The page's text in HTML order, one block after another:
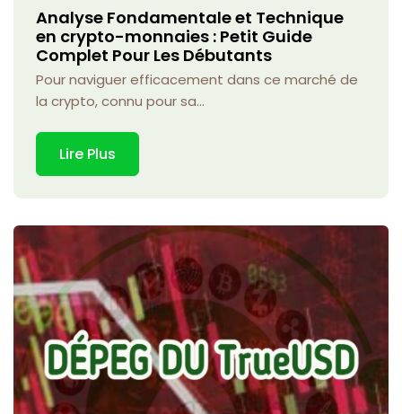
Analyse Fondamentale et Technique
en crypto-monnaies : Petit Guide
Complet Pour Les Débutants
Pour naviguer efficacement dans ce marché de
la crypto, connu pour sa...
Lire Plus